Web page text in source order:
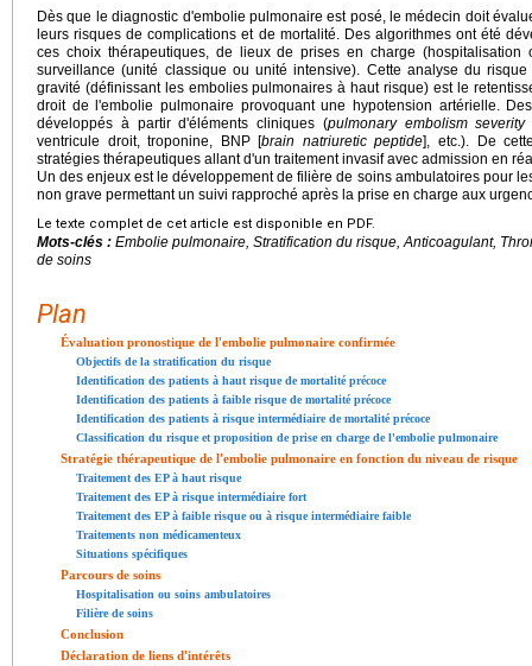
Dès que le diagnostic d'embolie pulmonaire est posé, le médecin doit
leurs risques de complications et de mortalité. Des algorithmes ont été
ces choix thérapeutiques, de lieux de prises en charge
surveillance (unité classique ou unité intensive). Cette analyse du
gravité (définissant les embolies pulmonaires à haut risque) est le
droit de l'embolie pulmonaire provoquant une hypotension artérielle.
développés à partir d'éléments cliniques (pulmonary embolism severity
ventricule droit, troponine, BNP [brain natriuretic peptide], etc.). De
stratégies thérapeutiques allant d'un traitement invasif avec admission en
Un des enjeux est le développement de filière de soins ambulatoires pour
non grave permettant un suivi rapproché après la prise en charge aux
Le texte complet de cet article est disponible en PDF.
Mots-clés : Embolie pulmonaire, Stratification du risque, Anticoagulant,
de soins
Plan
Évaluation pronostique de l'embolie pulmonaire confirmée
Objectifs de la stratification du risque
Identification des patients à haut risque de mortalité précoce
Identification des patients à faible risque de mortalité précoce
Identification des patients à risque intermédiaire de mortalité précoce
Classification du risque et proposition de prise en charge de l'embolie pulmonaire
Stratégie thérapeutique de l'embolie pulmonaire en fonction du niveau de risque
Traitement des EP à haut risque
Traitement des EP à risque intermédiaire fort
Traitement des EP à faible risque ou à risque intermédiaire faible
Traitements non médicamenteux
Situations spécifiques
Parcours de soins
Hospitalisation ou soins ambulatoires
Filière de soins
Conclusion
Déclaration de liens d'intérêts